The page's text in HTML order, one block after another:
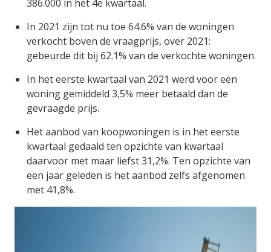
386.000 in het 4e kwartaal.
In 2021 zijn tot nu toe 64.6% van de woningen
verkocht boven de vraagprijs, over 2021:
gebeurde dit bij 62.1% van de verkochte woningen.
In het eerste kwartaal van 2021 werd voor een
woning gemiddeld 3,5% meer betaald dan de
gevraagde prijs.
Het aanbod van koopwoningen is in het eerste
kwartaal gedaald ten opzichte van kwartaal
daarvoor met maar liefst 31,2%. Ten opzichte van
een jaar geleden is het aanbod zelfs afgenomen
met 41,8%.